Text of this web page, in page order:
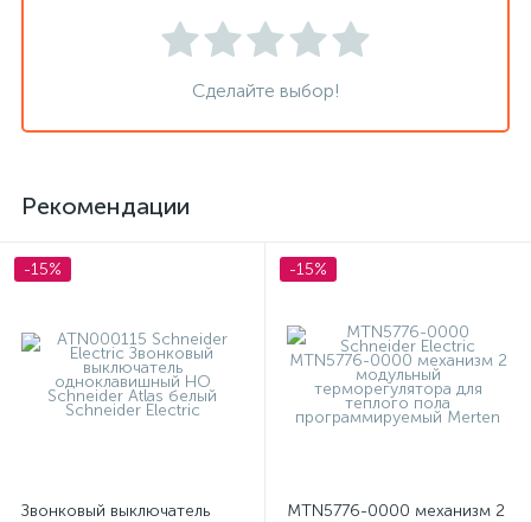
Сделайте выбор!
Рекомендации
-15%
Звонковый выключатель
-15%
MTN5776-0000 механизм 2